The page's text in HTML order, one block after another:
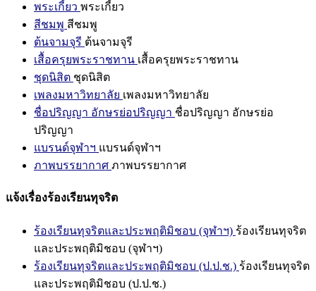
พระเกี้ยว พระเกี้ยว
สีชมพู สีชมพู
ต้นจามจุรี ต้นจามจุรี
เสื้อครุยพระราชทาน เสื้อครุยพระราชทาน
ชุดนิสิต ชุดนิสิต
เพลงมหาวิทยาลัย เพลงมหาวิทยาลัย
ชื่อปริญญา อักษรย่อปริญญา ชื่อปริญญา อักษรย่อ
ปริญญา
แบรนด์จุฬาฯ แบรนด์จุฬาฯ
ภาพบรรยากาศ ภาพบรรยากาศ
แจ้งเรื่องร้องเรียนทุจริต
ร้องเรียนทุจริตและประพฤติมิชอบ (จุฬาฯ) ร้องเรียนทุจริต
และประพฤติมิชอบ (จุฬาฯ)
ร้องเรียนทุจริตและประพฤติมิชอบ (ป.ป.ช.) ร้องเรียนทุจริต
และประพฤติมิชอบ (ป.ป.ช.)